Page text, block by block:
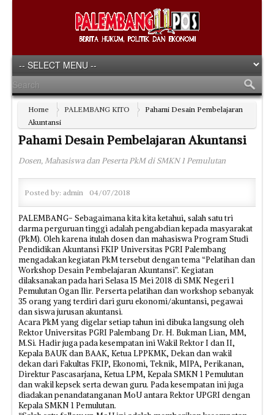
Home PALEMBANG KITO
Pahami Desain Pembelajaran
Akuntansi
Pahami Desain Pembelajaran Akuntansi
Dosen, Mahasiswa dan Peserta PkM di SMKN 1 Pemulutan
Posted by: admin 04/07/2018
PALEMBANG- Sebagaimana kita kita ketahui, salah satu tri
darma perguruan tinggi adalah pengabdian kepada masyarakat
(PkM). Oleh karena itulah dosen dan mahasiswa Program Studi
Pendidikan Akuntansi FKIP Universitas PGRI Palembang
mengadakan kegiatan PkM tersebut dengan tema “Pelatihan dan
Workshop Desain Pembelajaran Akuntansi”. Kegiatan
dilaksanakan pada hari Selasa 15 Mei 2018 di SMK Negeri 1
Pemulutan Ogan Ilir. Perserta pelatihan dan workshop sebanyak
35 orang yang terdiri dari guru ekonomi/akuntansi, pegawai
dan siswa jurusan akuntansi.
Acara PkM yang digelar setiap tahun ini dibuka langsung oleh
Rektor Universitas PGRI Palembang Dr. H. Bukman Lian, MM,
M.Si. Hadir juga pada kesempatan ini Wakil Rektor I dan II,
Kepala BAUK dan BAAK, Ketua LPPKMK, Dekan dan wakil
dekan dari Fakultas FKIP, Ekonomi, Teknik, MIPA, Perikanan,
Direktur Pascasarjana, Ketua LPM, Kepala SMKN 1 Pemulutan
dan wakil kepsek serta dewan guru. Pada kesempatan ini juga
diadakan penandatanganan MoU antara Rektor UPGRI dengan
Kepala SMKN 1 Pemulutan.